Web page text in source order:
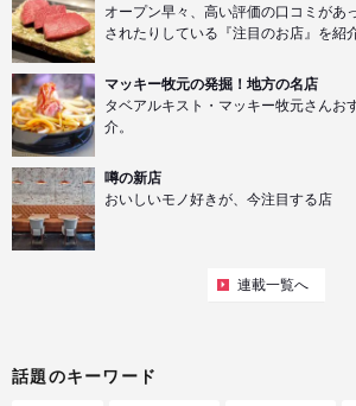
オープン早々、高い評価の口コミがあ
されたりしている『注目のお店』を紹
マッキー牧元の発掘！地方の名店
タベアルキスト・マッキー牧元さんお
介。
噂の新店
おいしいモノ好きが、今注目する店
連載一覧へ
話題のキーワード